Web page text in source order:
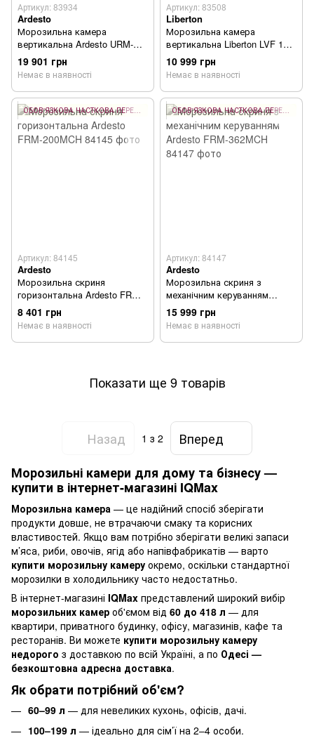
Артикул: 83934
Ardesto
Морозильна камера
вертикальна Ardesto URM-
N227E172
19 901 грн
Немає в наявності
Артикул: 83508
Liberton
Морозильна камера
вертикальна Liberton LVF 143-
168SH
10 999 грн
Немає в наявності
ОБОВ'ЯЗКОВА ЧАСТКОВА ПЕРЕДОПЛАТА 10%
Артикул: 84145
Ardesto
Морозильна скриня
горизонтальна Ardesto FRM-
200MCH
8 401 грн
Немає в наявності
ОБОВ'ЯЗКОВА ЧАСТКОВА ПЕРЕДОПЛАТА 10%
Артикул: 84147
Ardesto
Морозильна скриня з
механічним керуванням
Ardesto FRM-362MCH
15 999 грн
Немає в наявності
Показати ще 9 товарів
Назад 1 з 2
Вперед
Морозильні камери для дому та бізнесу —
купити в інтернет-магазині IQMax
Морозильна камера — це надійний спосіб зберігати
продукти довше, не втрачаючи смаку та корисних
властивостей. Якщо вам потрібно зберігати великі запаси
м’яса, риби, овочів, ягід або напівфабрикатів — варто
купити морозильну камеру окремо, оскільки стандартної
морозилки в холодильнику часто недостатньо.
В інтернет-магазині IQMax представлений широкий вибір
морозильних камер об'ємом від 60 до 418 л — для
квартири, приватного будинку, офісу, магазинів, кафе та
ресторанів. Ви можете купити морозильну камеру
недорого з доставкою по всій Україні, а по Одесі —
безкоштовна адресна доставка.
Як обрати потрібний об'єм?
60–99 л — для невеликих кухонь, офісів, дачі.
100–199 л — ідеально для сім’ї на 2–4 особи.